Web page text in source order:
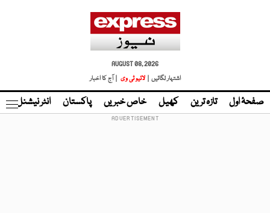
AUGUST 08, 2026
اشتہار لگائیں |
لائیو ٹی وی | آج کا اخبار
صفحۂ اول تازہ ترین کھیل خاص خبریں پاکستان انٹر نیشنل